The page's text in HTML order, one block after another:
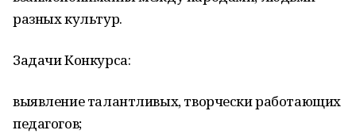
разных культур.
Задачи Конкурса:
выявление талантливых, творчески работающих
педагогов;